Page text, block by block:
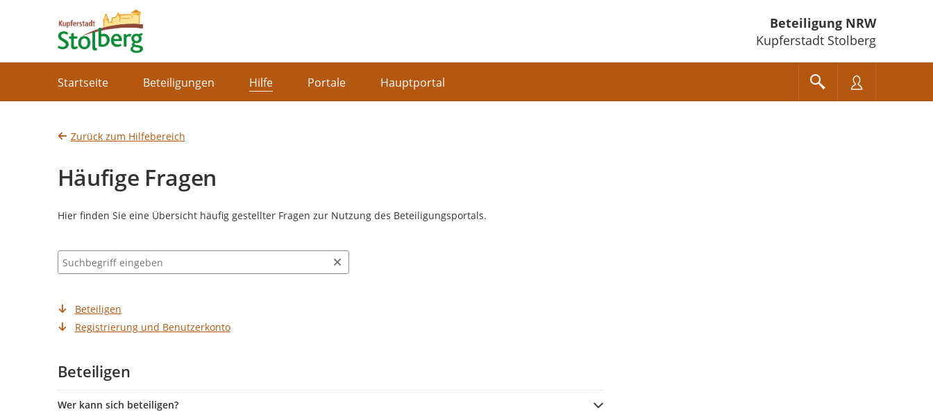
Beteiligung NRW
Kupferstadt Stolberg
Startseite Beteiligungen Hilfe Portale Hauptportal
Zurück zum Hilfebereich
Häufige Fragen
Hier finden Sie eine Übersicht häufig gestellter Fragen zur Nutzung des Beteiligungsportals.
Suchbegriff eingeben
Beteiligen
Registrierung und Benutzerkonto
Beteiligen
Wer kann sich beteiligen?